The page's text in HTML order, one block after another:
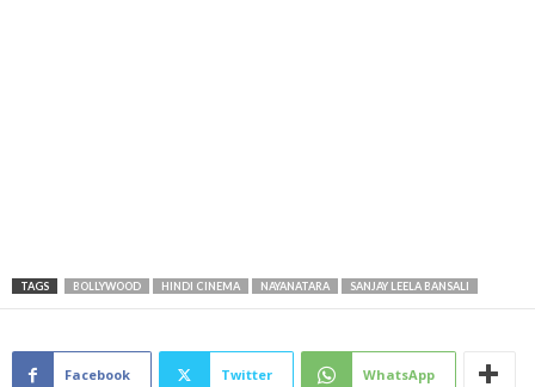
TAGS BOLLYWOOD HINDI CINEMA NAYANATARA SANJAY LEELA BANSALI
Facebook Twitter WhatsApp